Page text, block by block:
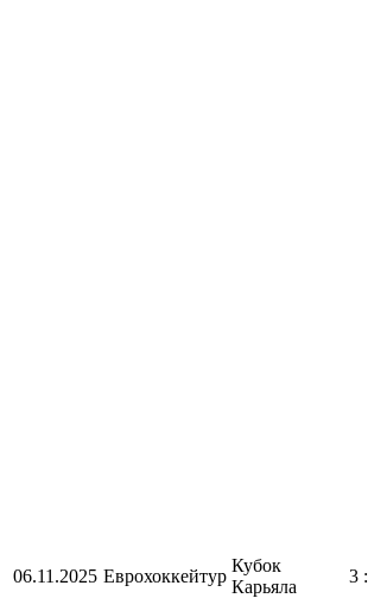
06.11.2025 Еврохоккейтур
Кубок
Карьяла
3